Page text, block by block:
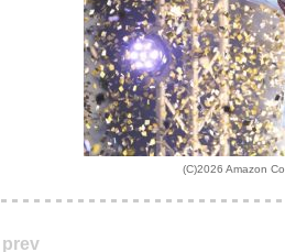
(C)2026 Amazon
prev